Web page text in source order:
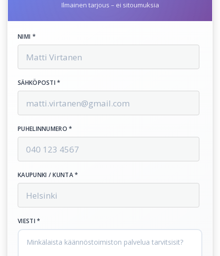
Ilmainen tarjous – ei sitoumuksia
NIMI *
SÄHKÖPOSTI *
PUHELINNUMERO *
KAUPUNKI / KUNTA *
VIESTI *